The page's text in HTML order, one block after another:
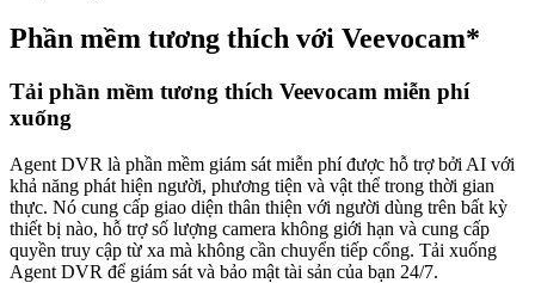
Phần mềm tương thích với Veevocam*
Tải phần mềm tương thích Veevocam miễn phí
xuống
Agent DVR là phần mềm giám sát miễn phí được hỗ trợ bởi AI với
khả năng phát hiện người, phương tiện và vật thể trong thời gian
thực. Nó cung cấp giao diện thân thiện với người dùng trên bất kỳ
thiết bị nào, hỗ trợ số lượng camera không giới hạn và cung cấp
quyền truy cập từ xa mà không cần chuyển tiếp cổng. Tải xuống
Agent DVR để giám sát và bảo mật tài sản của bạn 24/7.